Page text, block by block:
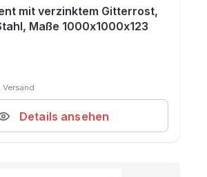
mit verzinktem Gitterrost,
Maße 1000x1000x123
Details ansehen